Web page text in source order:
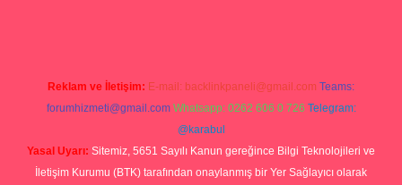
Reklam ve İletişim: E-mail: backlinkpaneli@gmail.com Teams:
forumhizmeti@gmail.com Whatsapp: 0262 606 0 726 Telegram:
@karabul
Yasal Uyarı: Sitemiz, 5651 Sayılı Kanun gereğince Bilgi Teknolojileri ve
İletişim Kurumu (BTK) tarafından onaylanmış bir Yer Sağlayıcı olarak